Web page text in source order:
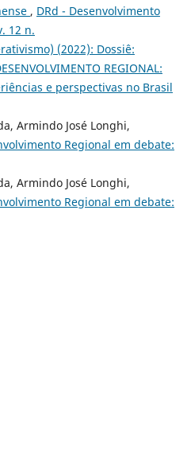
, DRd - Desenvolvimento
12 n.
(2022): Dossiê:
REGIONAL:
e perspectivas no Brasil
Armindo José Longhi,
Regional em debate:
Armindo José Longhi,
Regional em debate: